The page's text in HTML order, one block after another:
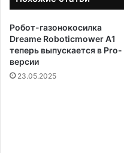
Робот-газонокосилка
Dreame Roboticmower A1
теперь выпускается в Pro-
версии
23.05.2025